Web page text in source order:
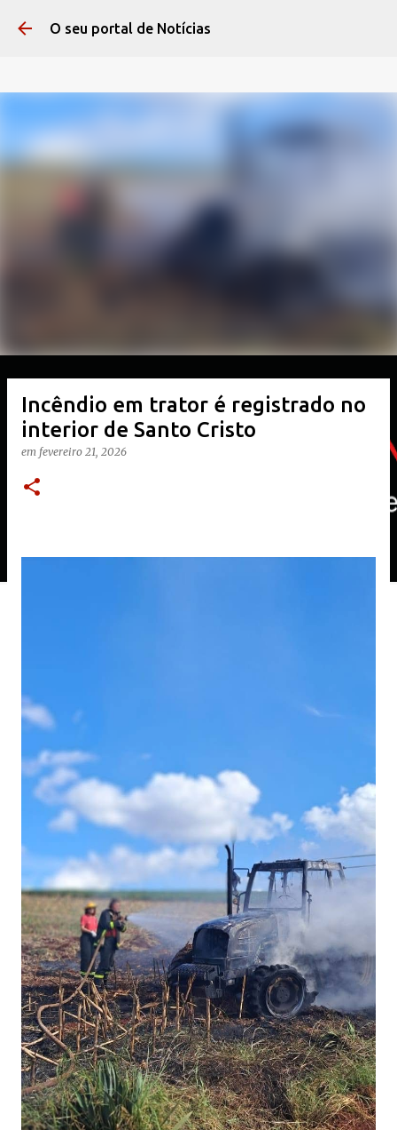
O seu portal de Notícias
Incêndio em trator é registrado no
interior de Santo Cristo
em fevereiro 21, 2026